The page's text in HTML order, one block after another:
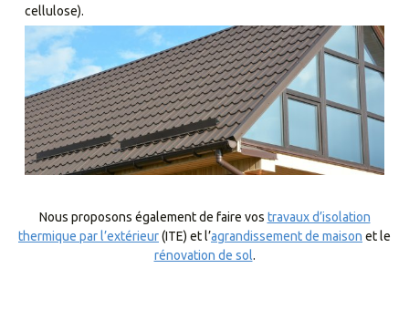
cellulose).
Nous proposons également de faire vos travaux d’isolation
thermique par l’extérieur(ITE) et l’agrandissement de maison et le
rénovation de sol.